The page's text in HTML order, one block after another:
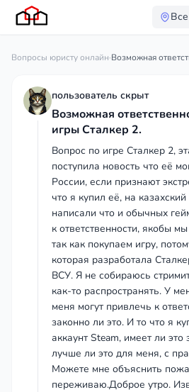
Вопросы юристу онлайн·
пользователь скрыт
Возможная
игры Сталкер 2.
Вопрос по игре Сталкер 2,
поступила новость что её
России, если признают
что я купил её, на
написали что и обычных
к ответственности, якобы
так как покупаем игру,
которая разработала
ВСУ. Я не собираюсь
как-то распространять. У
меня могут привлечь к
законно ли это. И то что я
аккаунт Steam, имеет ли это
лучше ли это для меня, с
Можете мне объяснить
переживаю.Доброе утро.